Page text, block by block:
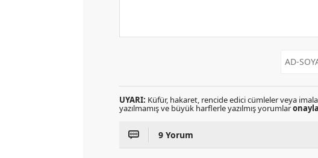
UYARI: Küfür, hakaret, rencide edici cümleler veya
yazılmamış ve büyük harflerle yazılmış yorumlar
9 Yorum